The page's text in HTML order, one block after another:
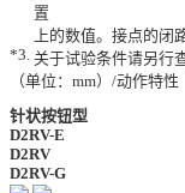
置
上的数值。接点的闭
*3. 关于试验条件请另行
（单位：mm）/动作特性
针状按钮型
D2RV-E
D2RV
D2RV-G